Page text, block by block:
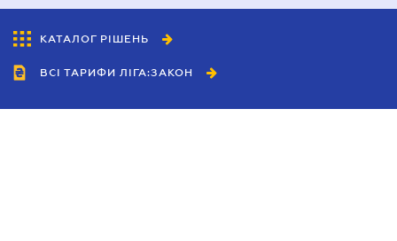
КАТАЛОГ РІШЕНЬ
ВСІ ТАРИФИ ЛІГА:ЗАКОН